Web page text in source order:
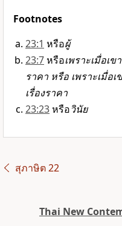
Footnotes
23:1 หรือผู้
23:7หรือเพราะเมื่อเ
ราคา หรือ เพราะเมื่อ
เรื่องราคา
23:23หรือวินัย
สุภาษิต 22
Thai New